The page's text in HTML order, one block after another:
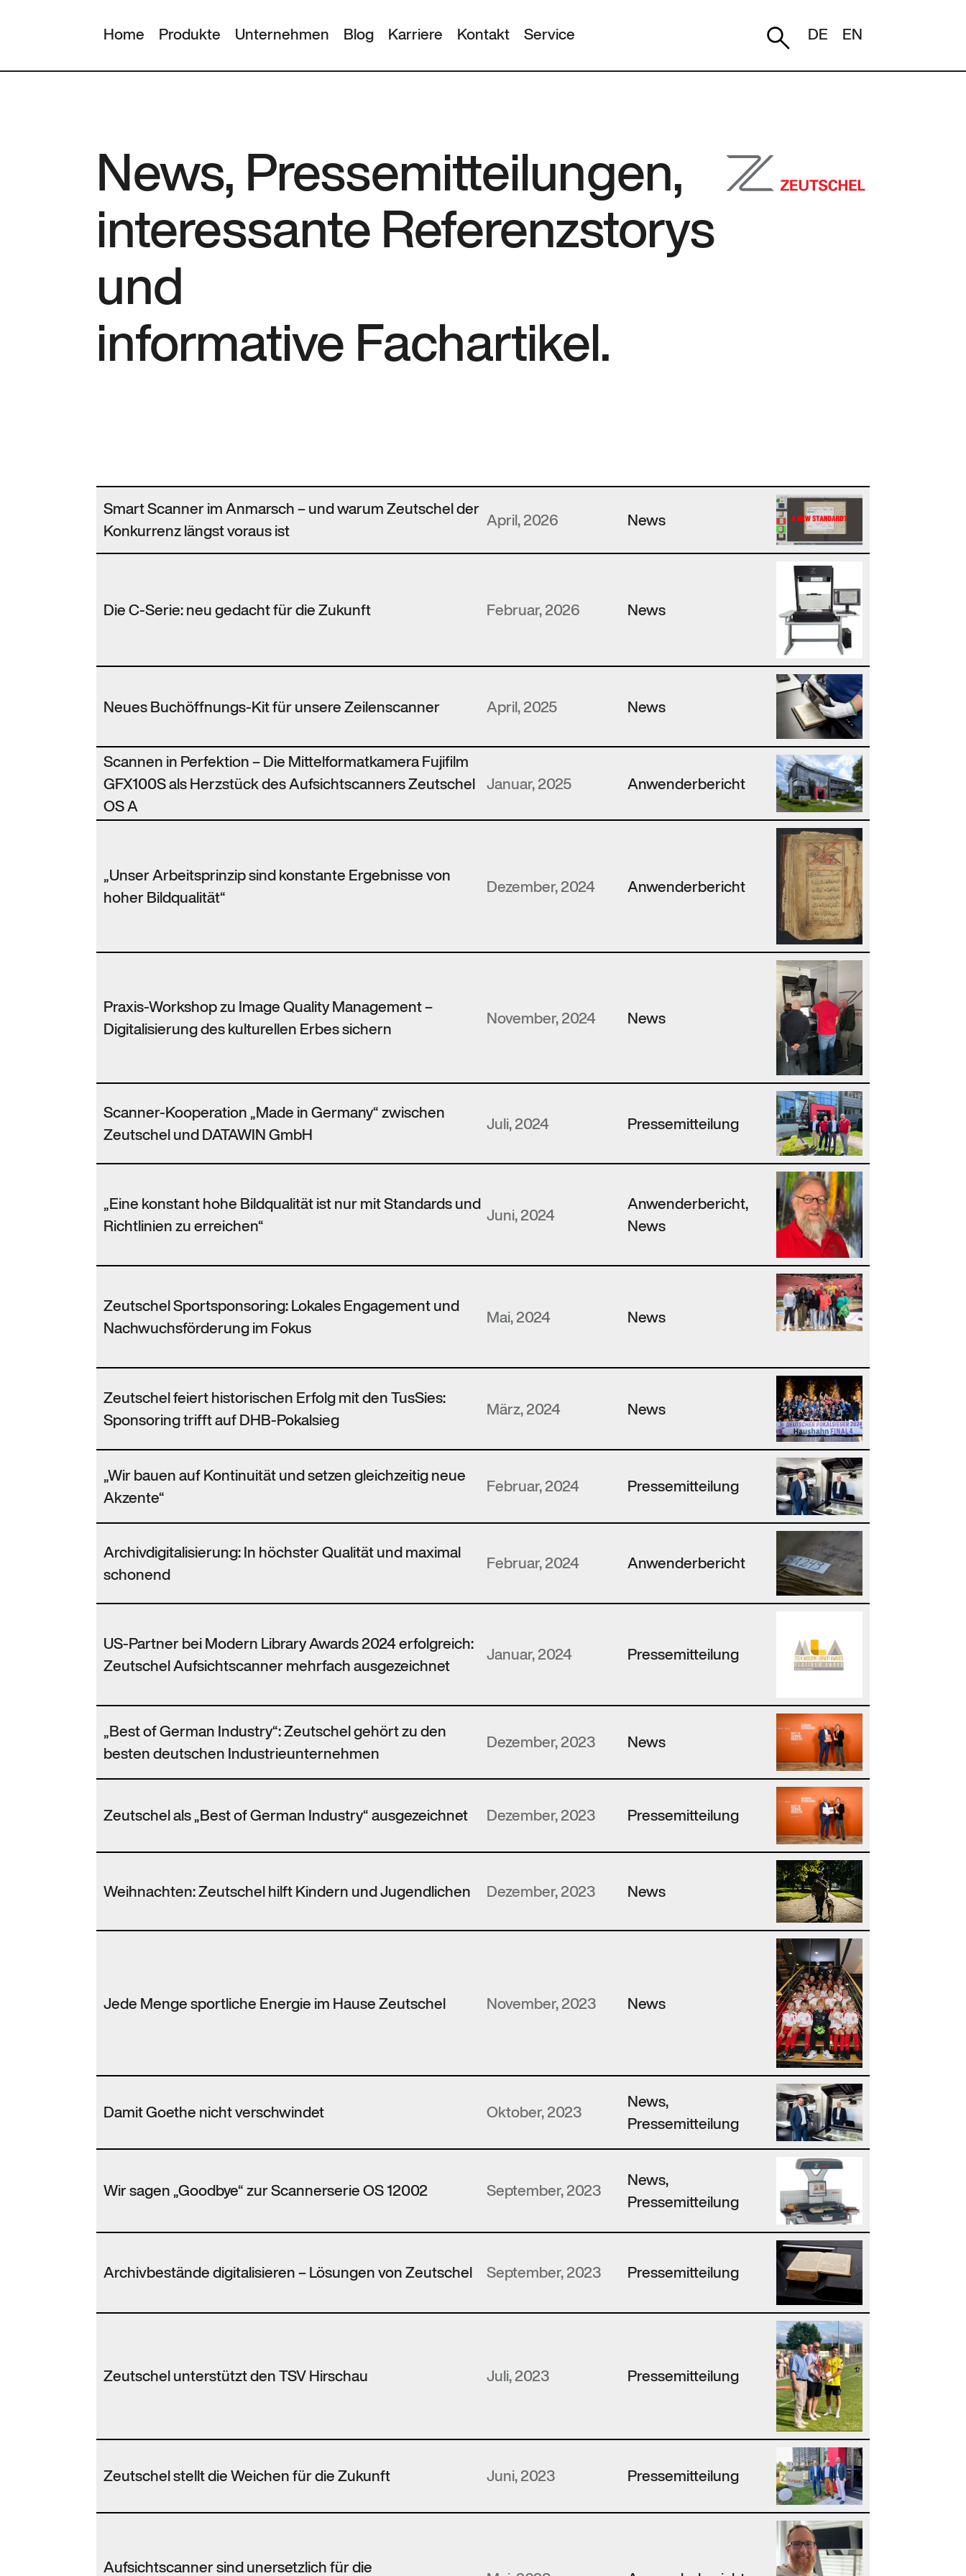
Home Produkte Unternehmen Blog Karriere Kontakt Service DE EN
News, Pressemitteilungen,
interessante Referenzstorys
und
informative Fachartikel.
Smart Scanner im Anmarsch – und warum Zeutschel der
Konkurrenz längst voraus ist
April, 2026 News
Die C-Serie: neu gedacht für die Zukunft Februar, 2026 News
Neues Buchöffnungs-Kit für unsere Zeilenscanner April, 2025 News
Scannen in Perfektion – Die Mittelformatkamera Fujifilm
GFX100S als Herzstück des Aufsichtscanners Zeutschel
OS A
Januar, 2025 Anwenderbericht
„Unser Arbeitsprinzip sind konstante Ergebnisse von
hoher Bildqualität“
Dezember, 2024 Anwenderbericht
Praxis-Workshop zu Image Quality Management –
Digitalisierung des kulturellen Erbes sichern
November, 2024 News
Scanner-Kooperation „Made in Germany“ zwischen
Zeutschel und DATAWIN GmbH
Juli, 2024 Pressemitteilung
„Eine konstant hohe Bildqualität ist nur mit Standards und
Richtlinien zu erreichen“
Juni, 2024
Anwenderbericht,
News
Zeutschel Sportsponsoring: Lokales Engagement und
Nachwuchsförderung im Fokus
Mai, 2024 News
Zeutschel feiert historischen Erfolg mit den TusSies:
Sponsoring trifft auf DHB-Pokalsieg
März, 2024 News
„Wir bauen auf Kontinuität und setzen gleichzeitig neue
Akzente“
Februar, 2024 Pressemitteilung
Archivdigitalisierung: In höchster Qualität und maximal
schonend
Februar, 2024 Anwenderbericht
US-Partner bei Modern Library Awards 2024 erfolgreich:
Zeutschel Aufsichtscanner mehrfach ausgezeichnet
Januar, 2024 Pressemitteilung
„Best of German Industry“: Zeutschel gehört zu den
besten deutschen Industrieunternehmen
Dezember, 2023 News
Zeutschel als „Best of German Industry“ ausgezeichnet Dezember, 2023 Pressemitteilung
Weihnachten: Zeutschel hilft Kindern und Jugendlichen Dezember, 2023 News
Jede Menge sportliche Energie im Hause Zeutschel November, 2023 News
Damit Goethe nicht verschwindet Oktober, 2023
News,
Pressemitteilung
Wir sagen „Goodbye“ zur Scannerserie OS 12002 September, 2023
News,
Pressemitteilung
Archivbestände digitalisieren – Lösungen von Zeutschel September, 2023 Pressemitteilung
Zeutschel unterstützt den TSV Hirschau Juli, 2023 Pressemitteilung
Zeutschel stellt die Weichen für die Zukunft Juni, 2023 Pressemitteilung
Aufsichtscanner sind unersetzlich für die